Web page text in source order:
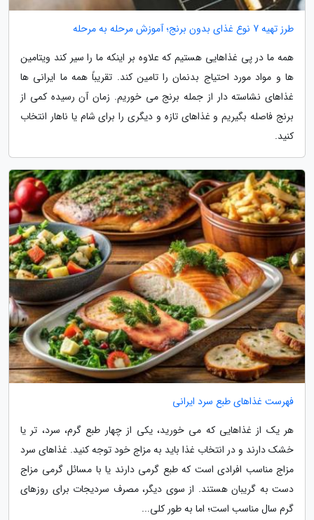
طرز تهیه 7 نوع غذای بدون برنج؛ آموزش مرحله به مرحله
همه ما در پی غذاهایی هستیم که علاوه بر اینکه ما را سیر کند ویتامین
ها و مواد مورد احتیاج بدنمان را تامین کند. تقریباً همه ما ایرانی ها
غذاهای نشاسته دار از جمله برنج می خوریم. زمان آن رسیده کمی از
برنج فاصله بگیریم و غذاهای تازه و دیگری را برای شام یا ناهار انتخاب
کنید.
فهرست غذاهای طبع سرد ایرانی
هر یک از غذاهایی که می خورید، یکی از چهار طبع گرم، سرد، تر یا
خشک دارند و در انتخاب غذا باید به مزاج خود توجه کنید. غذاهای سرد
مزاج مناسب افرادی است که طبع گرمی دارند یا با مسائل گرمی مزاج
دست به گریبان هستند. از سوی دیگر، مصرف سردیجات برای روزهای
گرم سال مناسب است؛ اما به طور کلی...